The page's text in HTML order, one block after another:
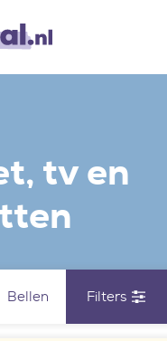
tv en
Bellen Filters